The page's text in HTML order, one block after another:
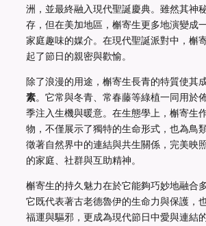
洲，並最終融入現代聖誕慶典。雖然其神
存，但在美加地區，槲寄生更多地演變成
家庭趣味的媒介。在現代聖誕派對中，槲
起了節日的親密與歡愉。
除了浪漫的用途，槲寄生長青的特質使其
素。它常與冬青、常春藤等綠植一同用於
季注入生機與暖意。在生態學上，槲寄生
物，不僅展示了獨特的生命形式，也為鳥
徵著自然界中的連結與共生關係，完美映
的家庭、社群與互助精神。
槲寄生的持久魅力在於它能夠巧妙地融合
它既代表著古老德魯伊的生命力與保護，
福運與驅邪，更成為現代節日中愛與連結